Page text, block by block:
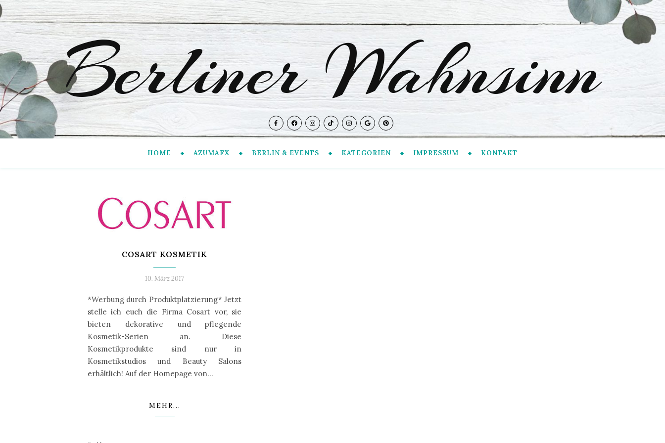
Berliner Wahnsinn
HOME AZUMAFX BERLIN & EVENTS KATEGORIEN IMPRESSUM KONTAKT
COSART KOSMETIK
10. März 2017
*Werbung durch Produktplatzierung* Jetzt
stelle ich euch die Firma Cosart vor, sie
bieten dekorative und pflegende
Kosmetik-Serien an. Diese
Kosmetikprodukte sind nur in
Kosmetikstudios und Beauty Salons
erhältlich! Auf der Homepage von…
MEHR...